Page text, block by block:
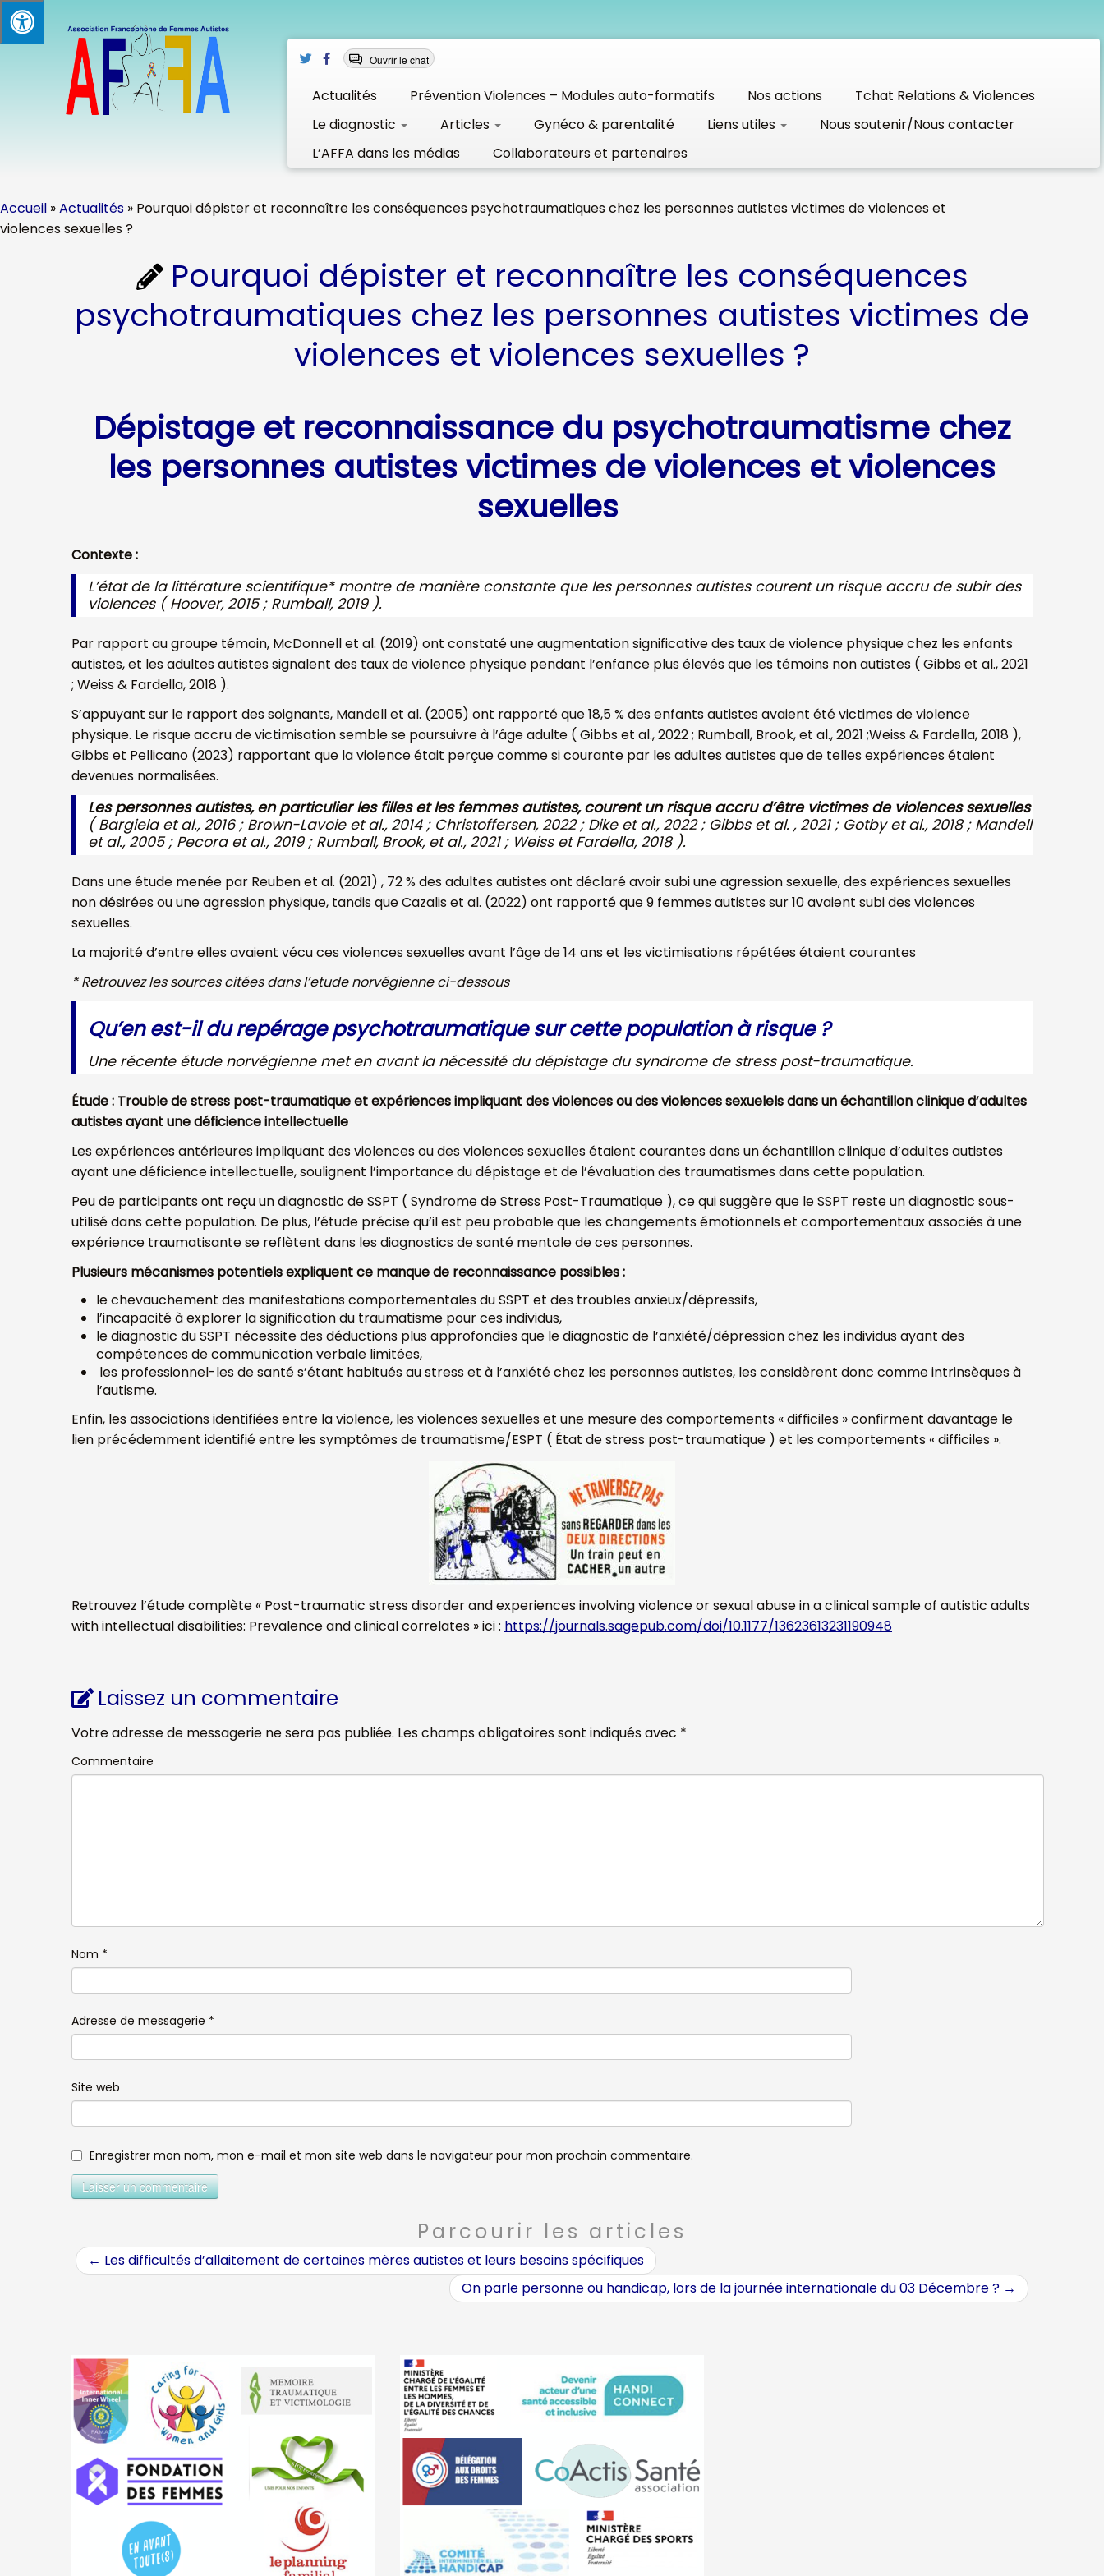
Passer
au
Ouvrir le chat
Actualités Prévention Violences – Modules auto-formatifs Nos actions
Tchat Relations & Violences
Le diagnostic
Articles Gynéco & parentalité Liens utiles
Nous soutenir/Nous contacter
L’AFFA dans les médias
Collaborateurs et partenaires
Accueil »Actualités » Pourquoi dépister et reconnaître les conséquences psychotraumatiques chez les personnes autistes victimes de violences et
violences sexuelles ?
Pourquoi dépister et reconnaître les conséquences
psychotraumatiques chez les personnes autistes victimes de
violences et violences sexuelles ?
Dépistage et reconnaissance du psychotraumatisme chez
les personnes autistes victimes de violences et violences
sexuelles
Contexte :
L’état de la littérature scientifique* montre de manière constante que les personnes autistes courent un risque accru de subir des
violences ( Hoover, 2015 ; Rumball, 2019 ).
Par rapport au groupe témoin, McDonnell et al. (2019) ont constaté une augmentation significative des taux de violence physique chez les enfants
autistes, et les adultes autistes signalent des taux de violence physique pendant l’enfance plus élevés que les témoins non autistes ( Gibbs et al., 2021
; Weiss & Fardella, 2018 ).
S’appuyant sur le rapport des soignants, Mandell et al. (2005) ont rapporté que 18,5 % des enfants autistes avaient été victimes de violence
physique. Le risque accru de victimisation semble se poursuivre à l’âge adulte ( Gibbs et al., 2022 ; Rumball, Brook, et al., 2021 ;Weiss & Fardella, 2018 ),
Gibbs et Pellicano (2023) rapportant que la violence était perçue comme si courante par les adultes autistes que de telles expériences étaient
devenues normalisées.
Les personnes autistes, en particulier les filles et les femmes autistes, courent un risque accru d’être victimes de violences sexuelles
( Bargiela et al., 2016 ; Brown-Lavoie et al., 2014 ; Christoffersen, 2022 ; Dike et al., 2022 ; Gibbs et al. , 2021 ; Gotby et al., 2018 ; Mandell
et al., 2005 ; Pecora et al., 2019 ; Rumball, Brook, et al., 2021 ; Weiss et Fardella, 2018 ).
Dans une étude menée par Reuben et al. (2021) , 72 % des adultes autistes ont déclaré avoir subi une agression sexuelle, des expériences sexuelles
non désirées ou une agression physique, tandis que Cazalis et al. (2022) ont rapporté que 9 femmes autistes sur 10 avaient subi des violences
sexuelles.
La majorité d’entre elles avaient vécu ces violences sexuelles avant l’âge de 14 ans et les victimisations répétées étaient courantes
* Retrouvez les sources citées dans l’etude norvégienne ci-dessous
Qu’en est-il du repérage psychotraumatique sur cette population à risque ?
Une récente étude norvégienne met en avant la nécessité du dépistage du syndrome de stress post-traumatique.
Étude : Trouble de stress post-traumatique et expériences impliquant des violences ou des violences sexuelels dans un échantillon clinique d’adultes
autistes ayant une déficience intellectuelle
Les expériences antérieures impliquant des violences ou des violences sexuelles étaient courantes dans un échantillon clinique d’adultes autistes
ayant une déficience intellectuelle, soulignent l’importance du dépistage et de l’évaluation des traumatismes dans cette population.
Peu de participants ont reçu un diagnostic de SSPT ( Syndrome de Stress Post-Traumatique ), ce qui suggère que le SSPT reste un diagnostic sous-
utilisé dans cette population. De plus, l’étude précise qu’il est peu probable que les changements émotionnels et comportementaux associés à une
expérience traumatisante se reflètent dans les diagnostics de santé mentale de ces personnes.
Plusieurs mécanismes potentiels expliquent ce manque de reconnaissance possibles :
le chevauchement des manifestations comportementales du SSPT et des troubles anxieux/dépressifs,
l’incapacité à explorer la signification du traumatisme pour ces individus,
le diagnostic du SSPT nécessite des déductions plus approfondies que le diagnostic de l’anxiété/dépression chez les individus ayant des
compétences de communication verbale limitées,
les professionnel-les de santé s’étant habitués au stress et à l’anxiété chez les personnes autistes, les considèrent donc comme intrinsèques à
l’autisme.
Enfin, les associations identifiées entre la violence, les violences sexuelles et une mesure des comportements « difficiles » confirment davantage le
lien précédemment identifié entre les symptômes de traumatisme/ESPT ( État de stress post-traumatique ) et les comportements « difficiles ».
Retrouvez l’étude complète « Post-traumatic stress disorder and experiences involving violence or sexual abuse in a clinical sample of autistic adults
with intellectual disabilities: Prevalence and clinical correlates » ici : https://journals.sagepub.com/doi/10.1177/13623613231190948
Laissez un commentaire
Votre adresse de messagerie ne sera pas publiée. Les champs obligatoires sont indiqués avec *
Commentaire
Nom *
Adresse de messagerie *
Site web
Enregistrer mon nom, mon e-mail et mon site web dans le navigateur pour mon prochain commentaire.
Parcourir les articles
← Les difficultés d’allaitement de certaines mères autistes et leurs besoins spécifiques
On parle personne ou handicap, lors de la journée internationale du 03 Décembre ? →